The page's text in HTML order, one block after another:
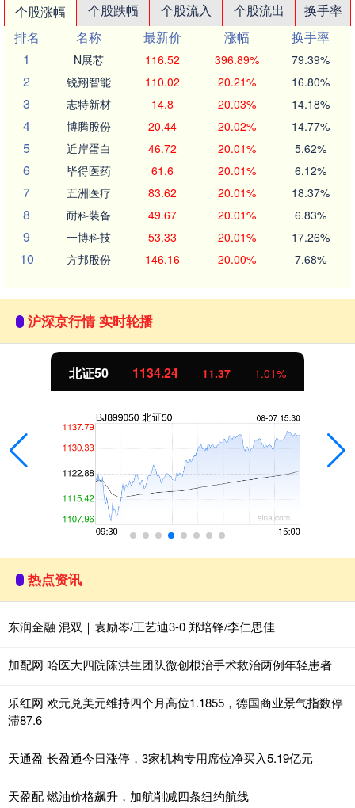
个股涨幅 个股跌幅 个股流入 个股流出
换手率
排名
名称 最新价 涨幅
换手率
1
N展芯 116.52 396.89% 79.39%
2 锐翔智能 110.02 20.21% 16.80%
3 志特新材 14.8 20.03% 14.18%
4 博腾股份 20.44 20.02% 14.77%
5 近岸蛋白 46.72 20.01% 5.62%
6 毕得医药 61.6 20.01% 6.12%
7 五洲医疗 83.62 20.01% 18.37%
8 耐科装备 49.67 20.01% 6.83%
9 一博科技 53.33 20.01% 17.26%
10 方邦股份 146.16 20.00% 7.68%
沪深京行情 实时轮播
北证50 1134.24 11.37 1.01%
热点资讯
东润金融 混双｜袁励岑/王艺迪3-0 郑培锋/李仁思佳
加配网 哈医大四院陈洪生团队微创根治手术救治两例年轻患者
乐红网 欧元兑美元维持四个月高位1.1855，德国商业景气指数停
滞87.6
天通盈 长盈通今日涨停，3家机构专用席位净买入5.19亿元
天盈配 燃油价格飙升，加航削减四条纽约航线